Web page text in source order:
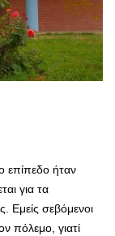
επίπεδο ήταν
για τα
Εμείς σεβόμενοι
πόλεμο, γιατί